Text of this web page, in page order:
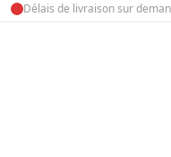
Délais de livraison sur